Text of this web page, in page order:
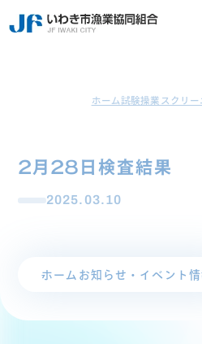
ホーム試験操業スクリー
2月28日検査結果
2025.03.10
ホーム お知らせ・イベント情